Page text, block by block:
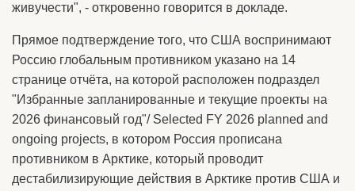
живучести", - откровенно говорится в докладе.
Прямое подтверждение того, что США воспринимают
Россию глобальным противником указано на 14
странице отчёта, на которой расположен подраздел
"Избранные запланированные и текущие проекты на
2026 финансовый год"/ Selected FY 2026 planned and
ongoing projects, в котором Россия прописана
противником в Арктике, который проводит
дестабилизирующие действия в Арктике против США и